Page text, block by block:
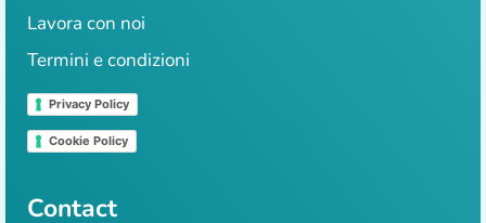
Lavora con noi
Termini e condizioni
Privacy Policy
Cookie Policy
Contact